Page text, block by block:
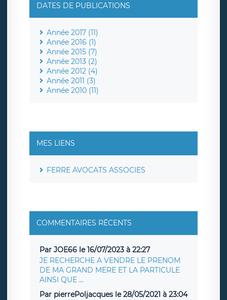
DATES DE PUBLICATIONS
Année 2017 (11)
Année 2016 (1)
Année 2015 (7)
Année 2013 (2)
Année 2012 (4)
Année 2011 (3)
Année 2010 (11)
MES LIENS
FERRE AVOCATS ASSOCIES
COMMENTAIRES RÉCENTS
Par JOE66 le 16/07/2023 à 22:27
JE RECHERCHE A VENDRE LE PRENOM
DE MA GRAND MERE ET LA PARTICULE
AINSI QUE ...
Par pierrePoljacques le 28/05/2021 à 23:04